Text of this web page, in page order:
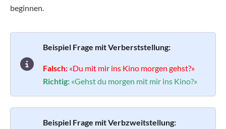
beginnen.
Beispiel Frage mit Verberststellung:
Falsch: «Du mit mir ins Kino morgen gehst?»
Richtig: «Gehst du morgen mit mir ins Kino?»
Beispiel Frage mit Verbzweitstellung: